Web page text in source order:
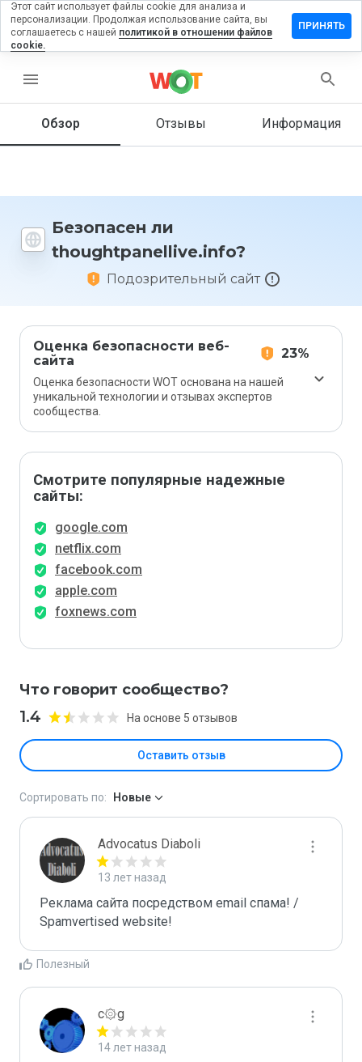
menu
Обзор Отзывы Информация
Безопасен ли
thoughtpanellive.info?
Подозрительный сайт
Оценка безопасности веб-
сайта
23%
Оценка безопасности WOT основана на нашей
уникальной технологии и отзывах экспертов
сообщества.
Смотрите популярные надежные
сайты:
google.com
netflix.com
facebook.com
apple.com
foxnews.com
Что говорит сообщество?
1.4 На основе 5 отзывов
Оставить отзыв
отзыв на
вы
сайт от
Сортировать по: Новые
Advocatus Diaboli
13 лет назад
Реклама сайта посредством email спама! /
Spamvertised website!
Полезный
c۞g
14 лет назад
Этот сайт использует файлы cookie для анализа и
персонализации. Продолжая использование сайта, вы
соглашаетесь с нашей политикой в отношении файлов
cookie.
ПРИНЯТЬ